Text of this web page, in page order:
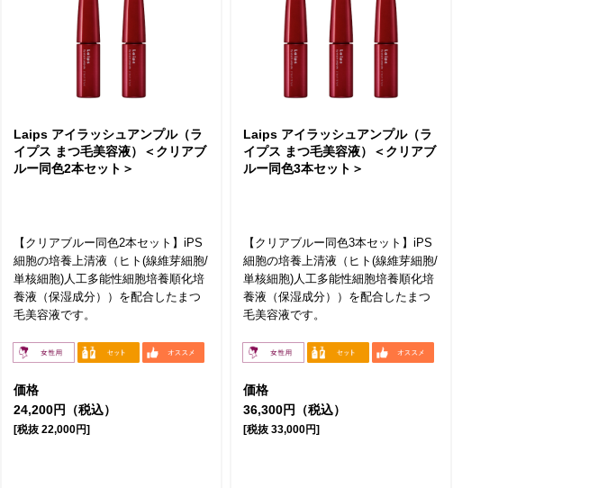
Laips アイラッシュアンプル（ラ
イプス まつ毛美容液）＜クリアブ
ルー同色2本セット＞
【クリアブルー同色2本セット】iPS
細胞の培養上清液（ヒト(線維芽細胞/
単核細胞)人工多能性細胞培養順化培
養液（保湿成分））を配合したまつ
毛美容液です。
価格
24,200円（税込）
[税抜 22,000円]
Laips アイラッシュアンプル（ラ
イプス まつ毛美容液）＜クリアブ
ルー同色3本セット＞
【クリアブルー同色3本セット】iPS
細胞の培養上清液（ヒト(線維芽細胞/
単核細胞)人工多能性細胞培養順化培
養液（保湿成分））を配合したまつ
毛美容液です。
価格
36,300円（税込）
[税抜 33,000円]